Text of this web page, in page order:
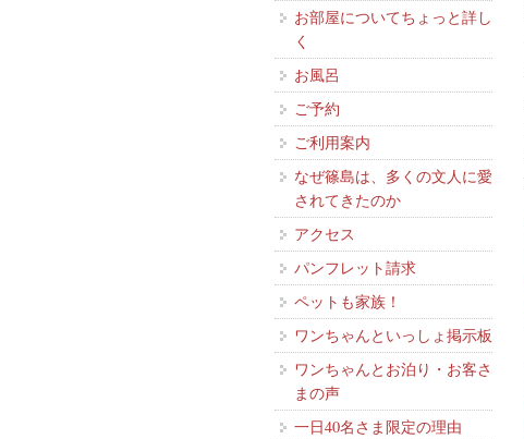
お部屋についてちょっと詳し
く
お風呂
ご予約
ご利用案内
なぜ篠島は、多くの文人に愛
されてきたのか
アクセス
パンフレット請求
ペットも家族！
ワンちゃんといっしょ掲示板
ワンちゃんとお泊り・お客さ
まの声
一日40名さま限定の理由